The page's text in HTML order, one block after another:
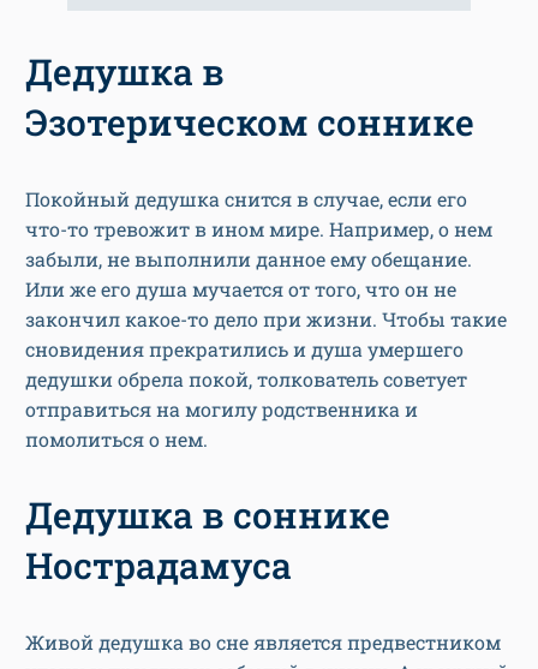
Дедушка в
Эзотерическом соннике
Покойный дедушка снится в случае, если его
что-то тревожит в ином мире. Например, о нем
забыли, не выполнили данное ему обещание.
Или же его душа мучается от того, что он не
закончил какое-то дело при жизни. Чтобы такие
сновидения прекратились и душа умершего
дедушки обрела покой, толкователь советует
отправиться на могилу родственника и
помолиться о нем.
Дедушка в соннике
Нострадамуса
Живой дедушка во сне является предвестником